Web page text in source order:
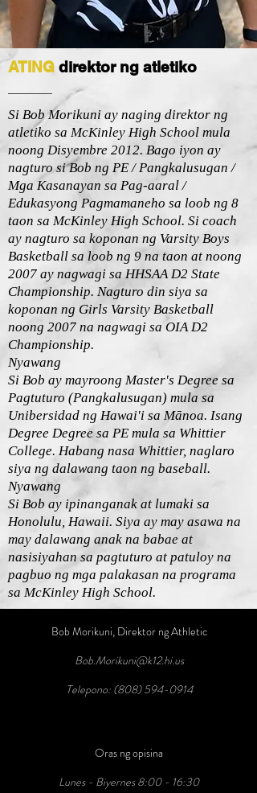
ATING direktor ng atletiko
Si Bob Morikuni ay naging direktor ng
atletiko sa McKinley High School mula
noong Disyembre 2012. Bago iyon ay
nagturo si Bob ng PE / Pangkalusugan /
Mga Kasanayan sa Pag-aaral /
Edukasyong Pagmamaneho sa loob ng 8
taon sa McKinley High School. Si coach
ay nagturo sa koponan ng Varsity Boys
Basketball sa loob ng 9 na taon at noong
2007 ay nagwagi sa HHSAA D2 State
Championship. Nagturo din siya sa
koponan ng Girls Varsity Basketball
noong 2007 na nagwagi sa OIA D2
Championship.
Nyawang
Si Bob ay mayroong Master's Degree sa
Pagtuturo (Pangkalusugan) mula sa
Unibersidad ng Hawai'i sa Mānoa. Isang
Degree Degree sa PE mula sa Whittier
College. Habang nasa Whittier, naglaro
siya ng dalawang taon ng baseball.
Nyawang
Si Bob ay ipinanganak at lumaki sa
Honolulu, Hawaii. Siya ay may asawa na
may dalawang anak na babae at
nasisiyahan sa pagtuturo at patuloy na
pagbuo ng mga palakasan na programa
sa McKinley High School.
Bob Morikuni, Direktor ng Athletic
Bob.Morikuni@k12.hi.us
Telepono: (808) 594-0914
Oras ng opisina
Lunes - Biyernes 8:00 - 16:30